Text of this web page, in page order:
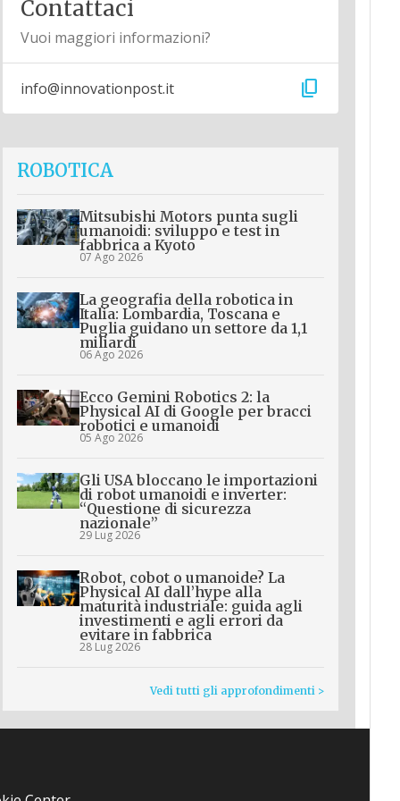
Contattaci
Vuoi maggiori informazioni?
info@innovationpost.it content_copy
ROBOTICA
Mitsubishi Motors punta sugli
umanoidi: sviluppo e test in
fabbrica a Kyoto
07 Ago 2026
La geografia della robotica in
Italia: Lombardia, Toscana e
Puglia guidano un settore da 1,1
miliardi
06 Ago 2026
Ecco Gemini Robotics 2: la
Physical AI di Google per bracci
robotici e umanoidi
05 Ago 2026
Gli USA bloccano le importazioni
di robot umanoidi e inverter:
“Questione di sicurezza
nazionale”
29 Lug 2026
Robot, cobot o umanoide? La
Physical AI dall’hype alla
maturità industriale: guida agli
investimenti e agli errori da
evitare in fabbrica
28 Lug 2026
Vedi tutti gli approfondimenti >